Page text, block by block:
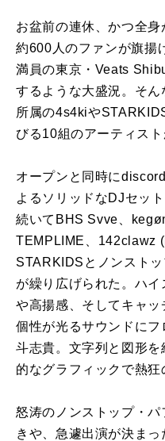
お盆前の連休、かつ全身
約600人のファンが旗揚
満員の東京・Veats
するような大盛況。そ
所属の4s4kiや
びる10組のアーティスト
オープンと同時に
よるソリッドなDJセッ
続いてBHS Svve、
TEMPLIME、142clawz
STARKIDSとノンスト
が繰り広げられた。ハ
や高揚感、そしてキャ
個性が光るサウンドに
斗志貴。文字列と図形
的なグラフィックで熱狂
怒涛のノンストップ・
きや、急遽出演が決ま